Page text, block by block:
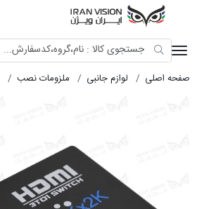
صفحه اصلی لوازم جانبی ملزومات نصب